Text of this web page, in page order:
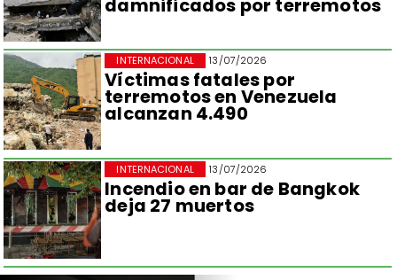
damnificados por terremotos
13/07/2026
Víctimas fatales por
terremotos en Venezuela
alcanzan 4.490
INTERNACIONAL
13/07/2026
Incendio en bar de Bangkok
deja 27 muertos
INTERNACIONAL